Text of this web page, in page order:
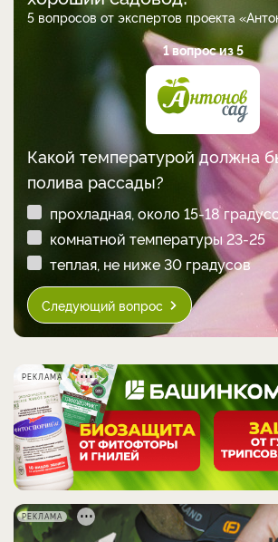
5 вопросов от экспертов проекта
1 вопрос из 5
Какой температурой должна
полива рассады?
прохладная, около 15-18
комнатной температуры 23-25
теплая, не ниже 30 градусов
Следующий вопрос
РЕКЛАМА
РЕКЛАМА